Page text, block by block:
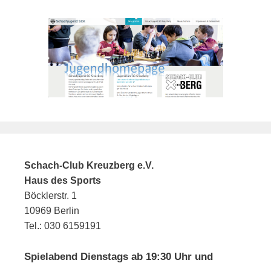
Schach-Club Kreuzberg e.V.
Haus des Sports
Böcklerstr. 1
10969 Berlin
Tel.: 030 6159191
Spielabend Dienstags ab 19:30 Uhr und